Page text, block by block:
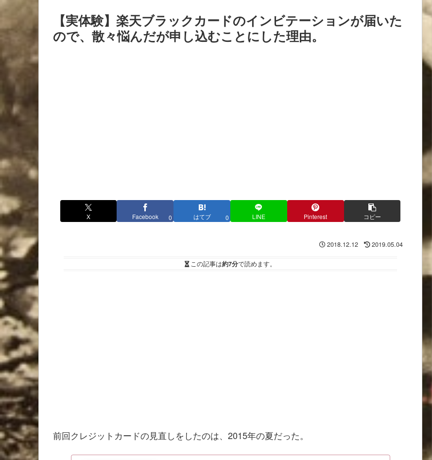
【実体験】楽天ブラックカードのインビテーションが届いた
ので、散々悩んだが申し込むことにした理由。
X Facebook 0 はてブ 0 LINE Pinterest コピー
2018.12.12 2019.05.04
この記事は約7分で読めます。
前回クレジットカードの見直しをしたのは、2015年の夏だった。